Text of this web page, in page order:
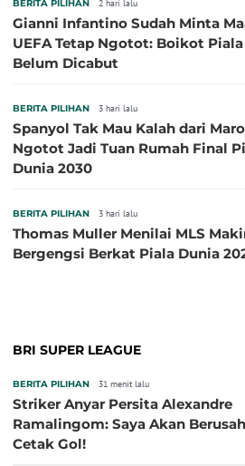
BERITA PILIHAN 2 hari lalu
Gianni Infantino Sudah Minta
UEFA Tetap Ngotot: Boikot
Belum Dicabut
BERITA PILIHAN 3 hari lalu
Spanyol Tak Mau Kalah dari
Ngotot Jadi Tuan Rumah Final
Dunia 2030
BERITA PILIHAN 3 hari lalu
Thomas Muller Menilai MLS
Bergengsi Berkat Piala Dunia
BRI SUPER LEAGUE
BERITA PILIHAN 31 menit lalu
Striker Anyar Persita Alexandre
Ramalingom: Saya Akan
Cetak Gol!